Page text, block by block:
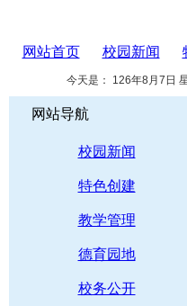
网站首页 校园新闻
今天是： 126年8月7日
网站导航
校园新闻
特色创建
教学管理
德育园地
校务公开